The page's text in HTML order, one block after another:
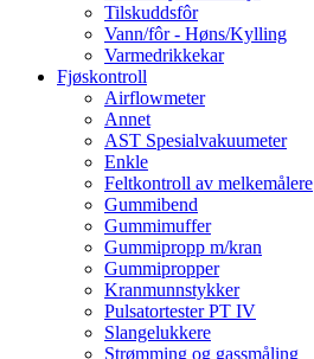
Tilskuddsfôr
Vann/fôr - Høns/Kylling
Varmedrikkekar
Fjøskontroll
Airflowmeter
Annet
AST Spesialvakuumeter
Enkle
Feltkontroll av melkemålere
Gummibend
Gummimuffer
Gummipropp m/kran
Gummipropper
Kranmunnstykker
Pulsatortester PT IV
Slangelukkere
Strømming og gassmåling